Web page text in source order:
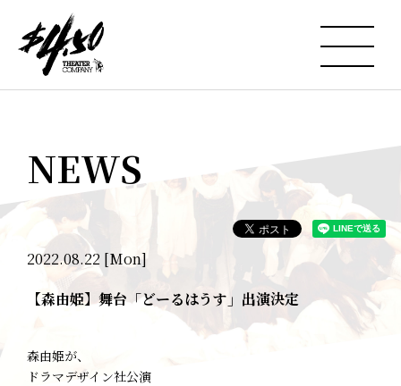
NEWS
2022.08.22 [Mon]
【森由姫】舞台「どーるはうす」出演決定
森由姫が、
ドラマデザイン社公演